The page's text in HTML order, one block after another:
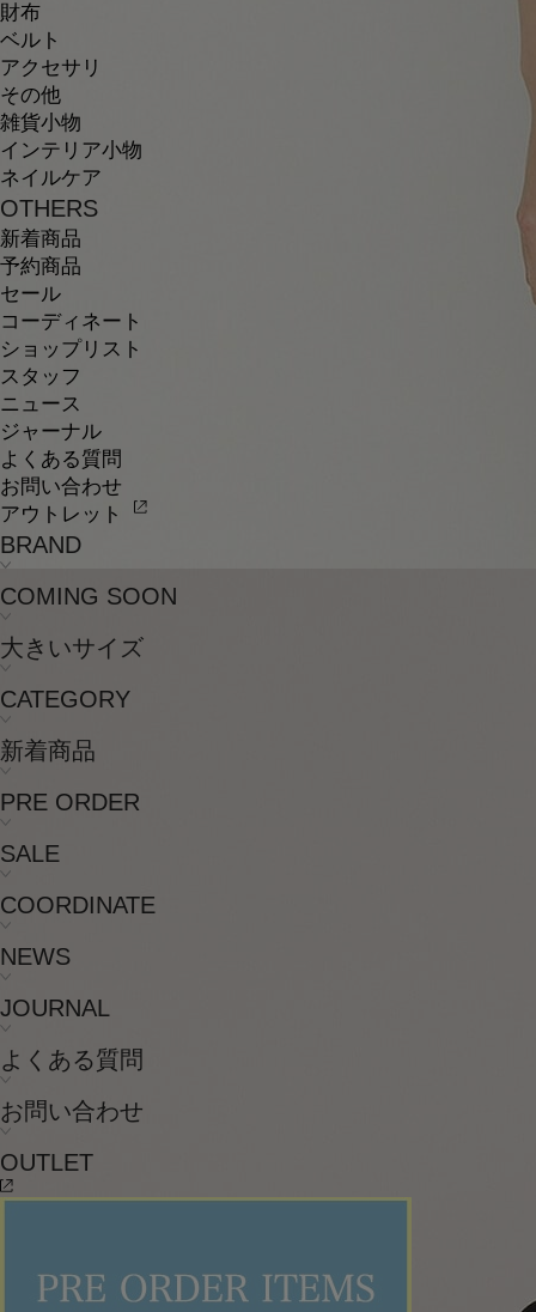
財布
ベルト
アクセサリ
その他
雑貨小物
インテリア小物
ネイルケア
OTHERS
新着商品
予約商品
セール
コーディネート
ショップリスト
スタッフ
ニュース
ジャーナル
よくある質問
お問い合わせ
アウトレット
BRAND
COMING SOON
大きいサイズ
CATEGORY
新着商品
PRE ORDER
SALE
COORDINATE
NEWS
JOURNAL
よくある質問
お問い合わせ
OUTLET